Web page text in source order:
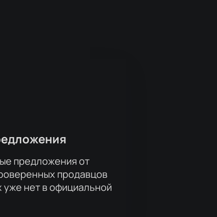
настоящее искусство, которое
Воли и забронируй свое место
на наш сайт прямо сейчас и
предложения от
продавцов
нет в официальной